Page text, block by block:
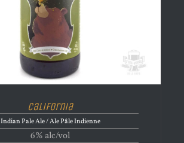
California
Indian Pale Ale / Ale Pâle Indienne
6% alc/vol